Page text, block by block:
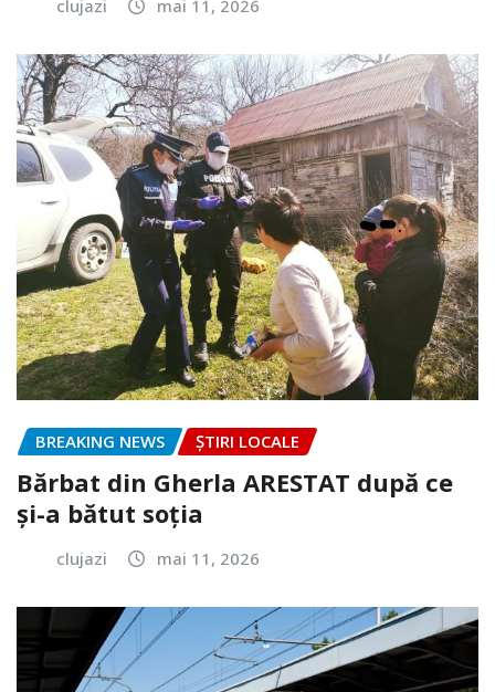
clujazi mai 11, 2026
BREAKING NEWS ȘTIRI LOCALE
Bărbat din Gherla ARESTAT după ce
și-a bătut soția
clujazi mai 11, 2026